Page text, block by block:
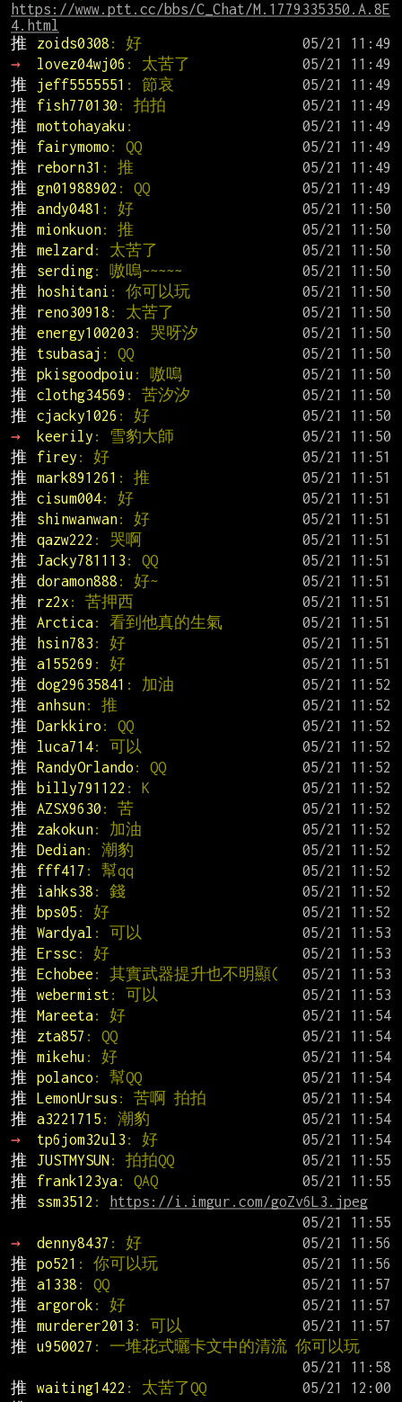
https://www.ptt.cc/bbs/C_Chat/M.1779335350.A.8E
4.html
推
zoids0308 : 好
→
lovez04wj06 : 太苦了
推
jeff5555551 : 節哀
推
fish770130 : 拍拍
推
mottohayaku :
推
fairymomo : QQ
推
reborn31 : 推
推
gn01988902 : QQ
推
andy0481 : 好
推
mionkuon: 推
推
melzard : 太苦了
推
serding: 嗷嗚~~~~~
推
hoshitani : 你可以玩
推
reno30918 : 太苦了
推
energy100203 : 哭呀汐
推
tsubasaj : QQ
推
pkisgoodpoiu : 嗷嗚
推
clothg34569 : 苦汐汐
推
cjacky1026 : 好
→
keerily : 雪豹大師
推
firey : 好
推
mark891261 : 推
推
cisum004: 好
推
shinwanwan: 好
推
qazw222 : 哭啊
推
Jacky781113 : QQ
推
doramon888 : 好~
推
rz2x : 苦押西
推
Arctica: 看到他真的生氣
推
hsin783 : 好
推
a155269 : 好
推
dog29635841 : 加油
推
anhsun: 推
推
Darkkiro : QQ
推
luca714: 可以
推
RandyOrlando : QQ
推
billy791122 : K
推
AZSX9630 : 苦
推
zakokun: 加油
推
Dedian: 潮豹
推
fff417 : 幫qq
推
iahks38 : 錢
推
bps05 : 好
推
Wardyal : 可以
推
Erssc : 好
推
Echobee : 其實武器提升也不明顯(
推
webermist : 可以
推
Mareeta: 好
推
zta857 : QQ
推
mikehu : 好
推
polanco : 幫QQ
推
LemonUrsus : 苦啊 拍拍
推
a3221715 : 潮豹
→
tp6jom32ul3 : 好
推
JUSTMYSUN: 拍拍QQ
推
frank123ya: QAQ
推
ssm3512 :
https://i.imgur.com/goZv6L3.jpeg
→
denny8437 : 好
推
po521 : 你可以玩
推
a1338 : QQ
推
argorok : 好
推
murderer2013 : 可以
推
u950027 : 一堆花式曬卡文中的清流 你可以玩
推
waiting1422 : 太苦了QQ